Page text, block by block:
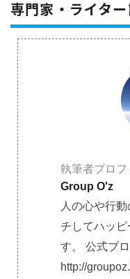
専門家・ライター
執筆者プロフ
Group O'z
人の心や行
チしてハッ
す。 公式ブ
http://